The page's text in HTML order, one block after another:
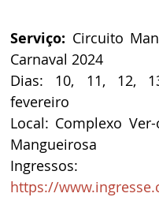
Serviço: Circuito
Carnaval 2024
Dias: 10, 11, 12,
fevereiro
Local: Complexo
Mangueirosa
https://